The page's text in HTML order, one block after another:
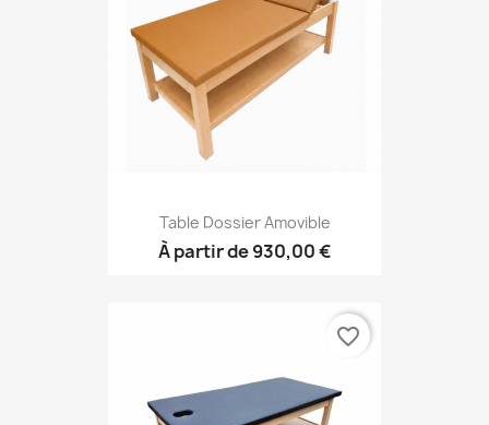
Table Dossier Amovible
À partir de930,00 €
favorite_border